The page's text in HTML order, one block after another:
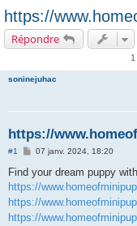
https://
Répondre
soninejuhac
https://
#1
M
s
s
a
g
e
07 janv. 2024, 18:20
Find your dream puppy
https://
https://
https://